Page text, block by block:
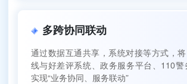
多跨协同联动
通过数据互通共享，系统对接等方式，
线与好差评系统、政务服务平台、110警
实现“业务协同、服务联动”